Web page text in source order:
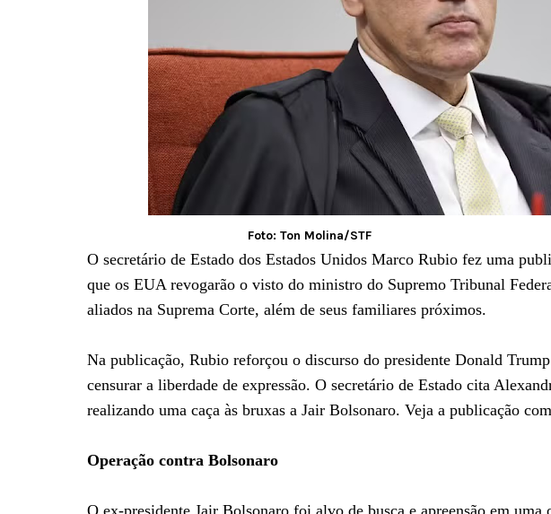
Foto: Ton Molina/STF
O secretário de Estado dos Estados Unidos Marco Rubio fez uma
que os EUA revogarão o visto do ministro do Supremo Tribunal
aliados na Suprema Corte, além de seus familiares próximos.
Na publicação, Rubio reforçou o discurso do presidente Donald
censurar a liberdade de expressão. O secretário de Estado cita
realizando uma caça às bruxas a Jair Bolsonaro. Veja a publicação
Operação contra Bolsonaro